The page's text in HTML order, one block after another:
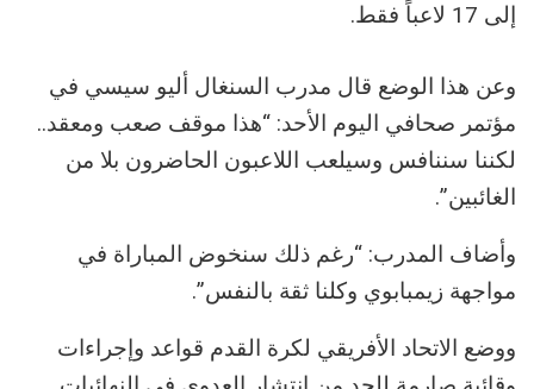
إلى 17 لاعباً فقط.
وعن هذا الوضع قال مدرب السنغال أليو سيسي في
مؤتمر صحافي اليوم الأحد: “هذا موقف صعب ومعقد..
لكننا سننافس وسيلعب اللاعبون الحاضرون بلا من
الغائبين”.
وأضاف المدرب: “رغم ذلك سنخوض المباراة في
مواجهة زيمبابوي وكلنا ثقة بالنفس”.
ووضع الاتحاد الأفريقي لكرة القدم قواعد وإجراءات